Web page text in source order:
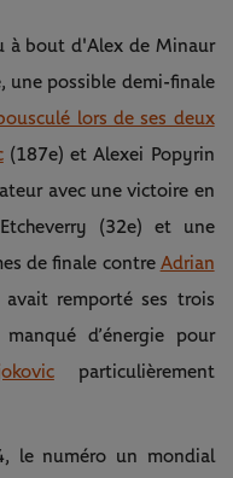
à bout d'Alex de Minaur
une possible demi-finale
lors de ses deux
(187e) et Alexei Popyrin
avec une victoire en
(32e) et une
de finale contre Adrian
avait remporté ses trois
d’énergie pour
particulièrement
le numéro un mondial